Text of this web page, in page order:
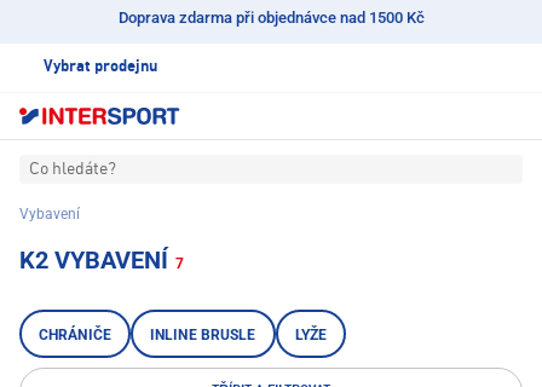
Doprava zdarma při objednávce nad 1500 Kč
Vybrat prodejnu
Co hledáte?
Vybavení
K2 VYBAVENÍ 7
CHRÁNIČE INLINE BRUSLE LYŽE